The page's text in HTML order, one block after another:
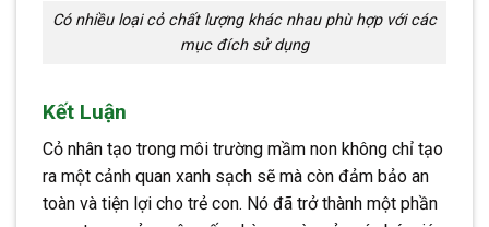
Có nhiều loại cỏ chất lượng khác nhau phù hợp với các
mục đích sử dụng
Kết Luận
Cỏ nhân tạo trong môi trường mầm non không chỉ tạo
ra một cảnh quan xanh sạch sẽ mà còn đảm bảo an
toàn và tiện lợi cho trẻ con. Nó đã trở thành một phần